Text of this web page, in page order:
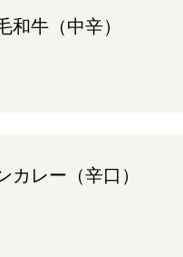
牛（中辛）
レー（辛口）